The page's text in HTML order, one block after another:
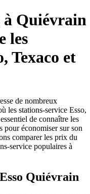
Quiévrain
les
Texaco et
de nombreux
les stations-service Esso,
de connaître les
pour économiser sur son
comparer les prix du
service populaires à
Quiévrain